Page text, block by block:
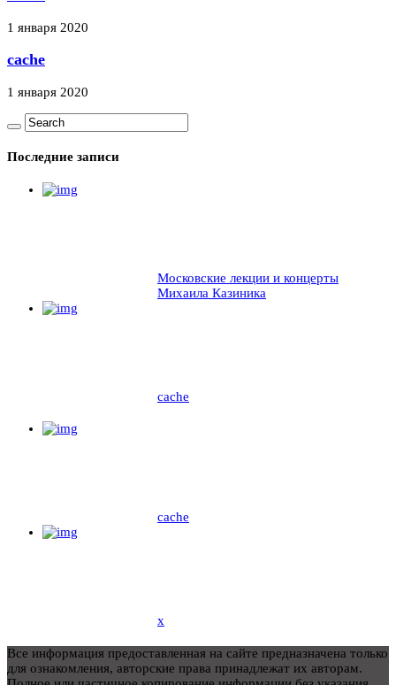
1 января 2020
cache
1 января 2020
Последние записи
Московские лекции и концерты
Михаила Казиника
cache
cache
x
Все информация предоставленная на сайте предназначена только
для ознакомления, авторские права принадлежат их авторам.